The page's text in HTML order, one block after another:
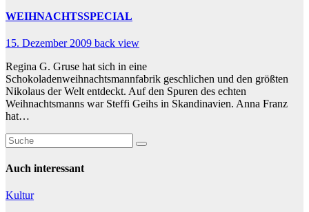
WEIHNACHTSSPECIAL
15. Dezember 2009 back view
Regina G. Gruse hat sich in eine
Schokoladenweihnachtsmannfabrik geschlichen und den größten
Nikolaus der Welt entdeckt. Auf den Spuren des echten
Weihnachtsmanns war Steffi Geihs in Skandinavien. Anna Franz
hat…
Auch interessant
Kultur